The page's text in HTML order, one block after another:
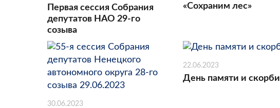
Первая сессия Собрания
депутатов НАО 29-го
созыва
«Сохраним лес»
30.06.2023
22.06.2023
День памяти и скорби